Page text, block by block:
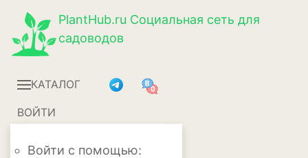
PlantHub.ru Социальная сеть для
садоводов
КАТАЛОГ
ВОЙТИ
Войти с помощью: